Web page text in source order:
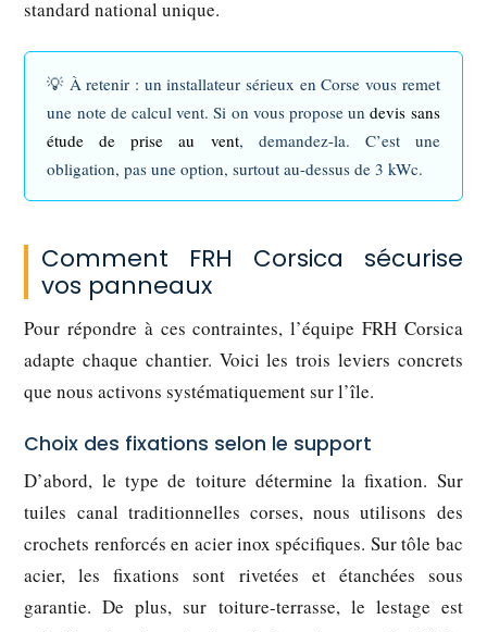
standard national unique.
💡 À retenir : un installateur sérieux en Corse vous remet
une note de calcul vent. Si on vous propose undevis sans
étude de prise au vent, demandez-la. C’est une
obligation, pas une option, surtout au-dessus de 3 kWc.
Comment FRH Corsica sécurise
vos panneaux
Pour répondre à ces contraintes, l’équipe FRH Corsica
adapte chaque chantier. Voici les trois leviers concrets
que nous activons systématiquement sur l’île.
Choix des fixations selon le support
D’abord, le type de toiture détermine la fixation. Sur
tuiles canal traditionnelles corses, nous utilisons des
crochets renforcés en acier inox spécifiques. Sur tôle bac
acier, les fixations sont rivetées et étanchées sous
garantie. De plus, sur toiture-terrasse, le lestage est